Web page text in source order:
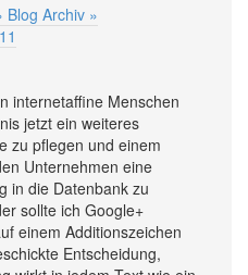
Blog Archiv »
internetaffine Menschen
jetzt ein weiteres
zu pflegen und einem
Unternehmen eine
in die Datenbank zu
sollte ich Google+
einem Additionszeichen
Entscheidung,